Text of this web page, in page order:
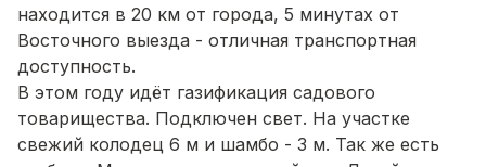
находится в 20 км от города, 5 минутах от
Восточного выезда - отличная транспортная
доступность.
В этом году идёт газификация садового
товарищества. Подключен свет. На участке
свежий колодец 6 м и шамбо - 3 м. Так же есть